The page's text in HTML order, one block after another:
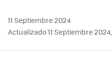
11 Septiembre 2024
Actualizado 11 Septiembre